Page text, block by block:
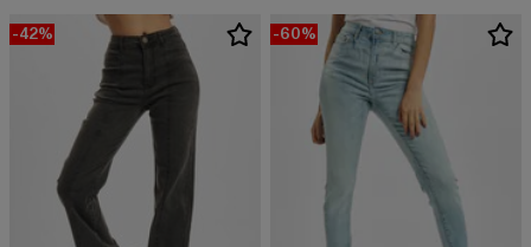
-42% -60%